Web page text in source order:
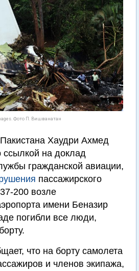
Фото П. Вишванатан
Хаудри Ахмед
на доклад
гражданской авиации,
пассажирского
200 возле
имени Беназир
погибли все люди,
что на борту самолета
и членов экипажа,